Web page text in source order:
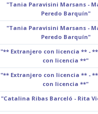
"Tania Paravisini Marsans -
Peredo Barquín"
"Tania Paravisini Marsans -
Peredo Barquín"
"** Extranjero con licencia ** -
con licencia **"
"** Extranjero con licencia ** -
con licencia **"
"Catalina Ribas Barceló - Rita